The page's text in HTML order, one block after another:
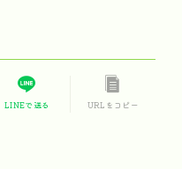
LINEで送る URLをコピー